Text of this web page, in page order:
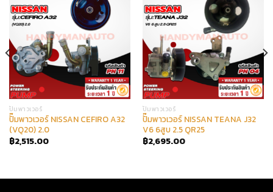
ปั๊มพาวเวอร์
ปั๊มพาวเวอร์ NISSAN CEFIRO A32
(VQ20) 2.0
฿2,515.00
ปั๊มพาวเวอร์
ปั๊มพาวเวอร์ NISSAN TEANA J32
V6 6สูบ 2.5 QR25
฿2,695.00